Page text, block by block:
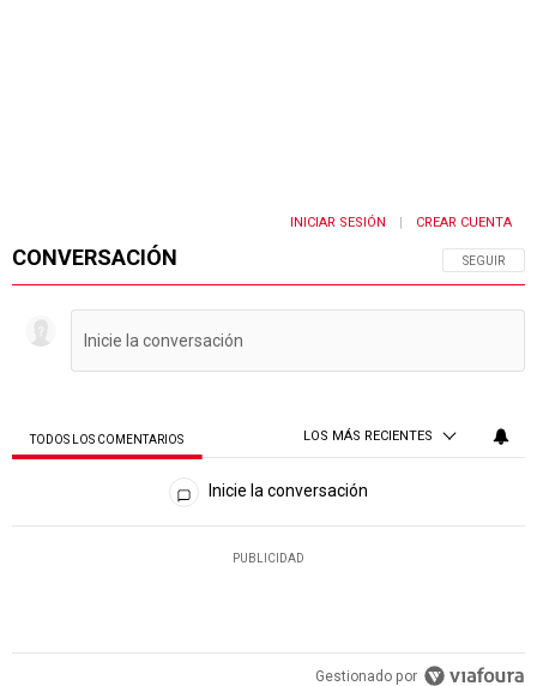
CONVERSACIÓN SIGA ESTA
SEGUIR
INICIAR SESIÓN CREAR CUENTA
TODOS LOS COMENTARIOS LOS MÁS RECIENTES
Todos los comentarios
Inicie la conversación
PUBLICIDAD
Gestionado por